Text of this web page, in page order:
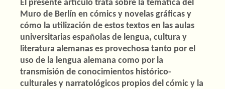
El presente artículo trata sobre la temática del
Muro de Berlín en cómics y novelas gráficas y
cómo la utilización de estos textos en las aulas
universitarias españolas de lengua, cultura y
literatura alemanas es provechosa tanto por el
uso de la lengua alemana como por la
transmisión de conocimientos histórico-
culturales y narratológicos propios del cómic y la